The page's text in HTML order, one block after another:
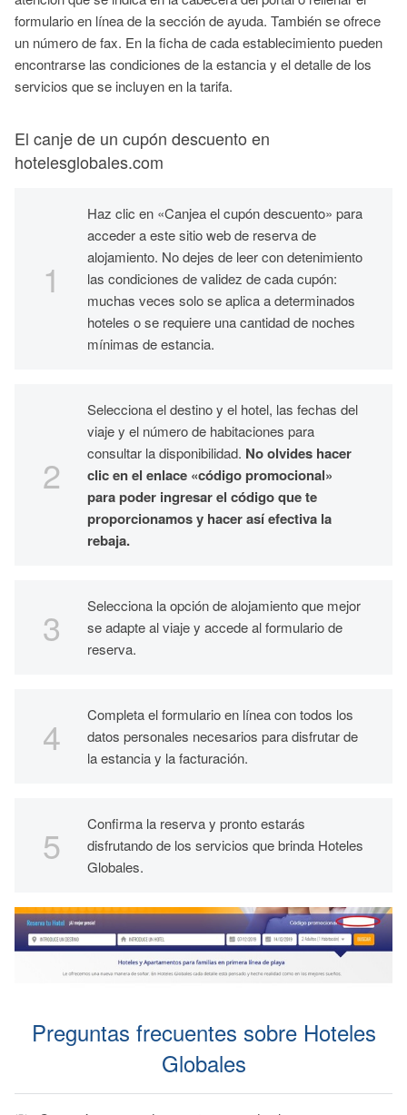
formulario en línea de la sección de ayuda. También se ofrece
un número de fax. En la ficha de cada establecimiento pueden
encontrarse las condiciones de la estancia y el detalle de los
servicios que se incluyen en la tarifa.
El canje de un cupón descuento en
hotelesglobales.com
Haz clic en «Canjea el cupón descuento» para
acceder a este sitio web de reserva de
alojamiento. No dejes de leer con detenimiento
las condiciones de validez de cada cupón:
muchas veces solo se aplica a determinados
hoteles o se requiere una cantidad de noches
mínimas de estancia.
Selecciona el destino y el hotel, las fechas del
viaje y el número de habitaciones para
consultar la disponibilidad. No olvides hacer
clic en el enlace «código promocional»
para poder ingresar el código que te
proporcionamos y hacer así efectiva la
rebaja.
Selecciona la opción de alojamiento que mejor
se adapte al viaje y accede al formulario de
reserva.
Completa el formulario en línea con todos los
datos personales necesarios para disfrutar de
la estancia y la facturación.
Confirma la reserva y pronto estarás
disfrutando de los servicios que brinda Hoteles
Globales.
Preguntas frecuentes sobre Hoteles
Globales